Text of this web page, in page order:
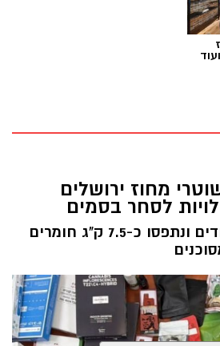
מחוז ירושלים
לסחר בסמים
נעצרו שלושה חשודים ונתפסו כ-7.5 ק"ג חומרים